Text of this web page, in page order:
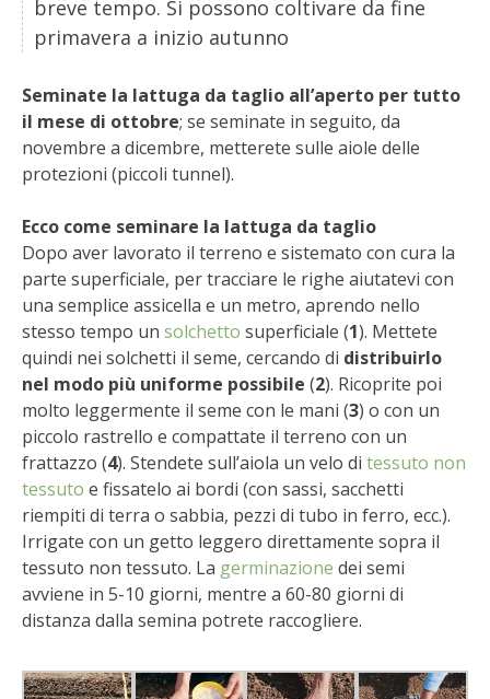
CONSERVARE LA FRUTTA
CONSERVE DELL’ORTO
FACEM
STIHL
BLUMEN
NOCCIOLA DI CALABRIA
PELLENC
MEDICINA DEI SEMPLICI
SCONTI NOVEMBRE
COMPO
HUSQVARNA
breve tempo. Si possono coltivare da fine
primavera a inizio autunno
Seminate la lattuga da taglio all’aperto per tutto
il mese di ottobre; se seminate in seguito, da
novembre a dicembre, metterete sulle aiole delle
protezioni (piccoli tunnel).
Ecco come seminare la lattuga da taglio
Dopo aver lavorato il terreno e sistemato con cura la
parte superficiale, per tracciare le righe aiutatevi con
una semplice assicella e un metro, aprendo nello
stesso tempo un solchetto superficiale (1). Mettete
quindi nei solchetti il seme, cercando di distribuirlo
nel modo più uniforme possibile (2). Ricoprite poi
molto leggermente il seme con le mani (3) o con un
piccolo rastrello e compattate il terreno con un
frattazzo (4). Stendete sull’aiola un velo di tessuto non
tessuto e fissatelo ai bordi (con sassi, sacchetti
riempiti di terra o sabbia, pezzi di tubo in ferro, ecc.).
Irrigate con un getto leggero direttamente sopra il
tessuto non tessuto. La germinazione dei semi
avviene in 5-10 giorni, mentre a 60-80 giorni di
distanza dalla semina potrete raccogliere.